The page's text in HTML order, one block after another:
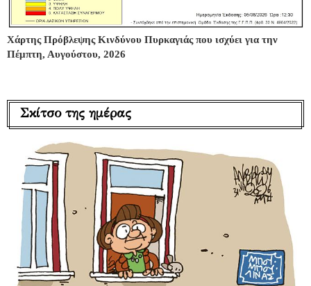
Χάρτης Πρόβλεψης Κινδύνου Πυρκαγιάς που ισχύει για την
Πέμπτη, Αυγούστου, 2026
Σκίτσο της ημέρας